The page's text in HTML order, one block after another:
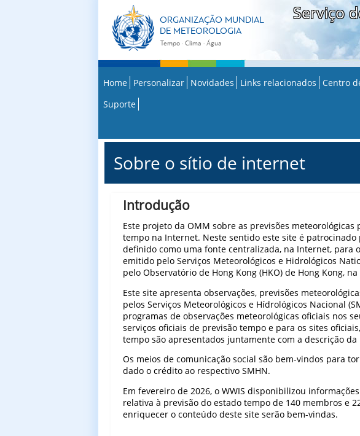
ORGANIZAÇÃO MUNDIAL
DE METEOROLOGIA
Tempo · Clima · Água
Serviço
Home Personalizar Novidades Links relacionados Centro
Suporte
Sobre o sítio de internet
Introdução
Este projeto da OMM sobre as previsões
tempo na Internet. Neste sentido este site é patrocinado
definido como uma fonte centralizada, na Internet, para
emitido pelo Serviços Meteorológicos e Hidrológicos
pelo Observatório de Hong Kong (HKO) de Hong Kong, na
Este site apresenta observações, previsões
pelos Serviços Meteorológicos e Hídrológicos Nacional
programas de observações meteorológicas oficiais nos
serviços oficiais de previsão tempo e para os sites
tempo são apresentados juntamente com a descrição
Os meios de comunicação social são bem-vindos para
dado o crédito ao respectivo SMHN.
Em fevereiro de 2026, o WWIS disponibilizou
relativa à previsão do estado tempo de 140 membros e
enriquecer o conteúdo deste site serão bem-vindas.